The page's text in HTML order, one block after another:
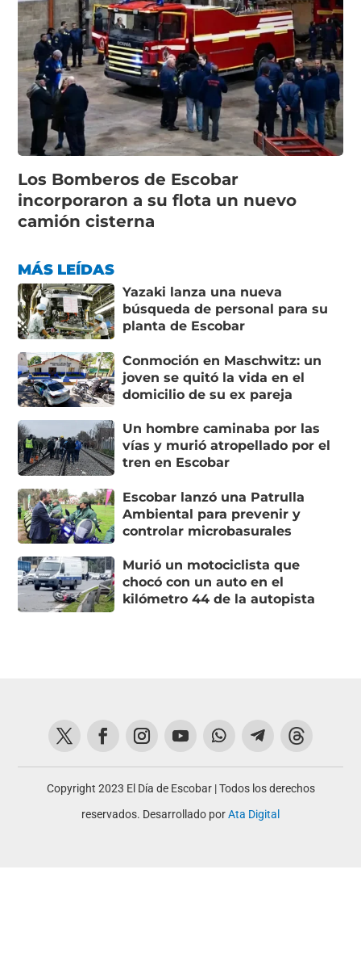
Los Bomberos de Escobar
incorporaron a su flota un nuevo
camión cisterna
MÁS LEÍDAS
Yazaki lanza una nueva
búsqueda de personal para su
planta de Escobar
Conmoción en Maschwitz: un
joven se quitó la vida en el
domicilio de su ex pareja
Un hombre caminaba por las
vías y murió atropellado por el
tren en Escobar
Escobar lanzó una Patrulla
Ambiental para prevenir y
controlar microbasurales
Murió un motociclista que
chocó con un auto en el
kilómetro 44 de la autopista
Copyright 2023 El Día de Escobar | Todos los derechos
reservados. Desarrollado porAta Digital